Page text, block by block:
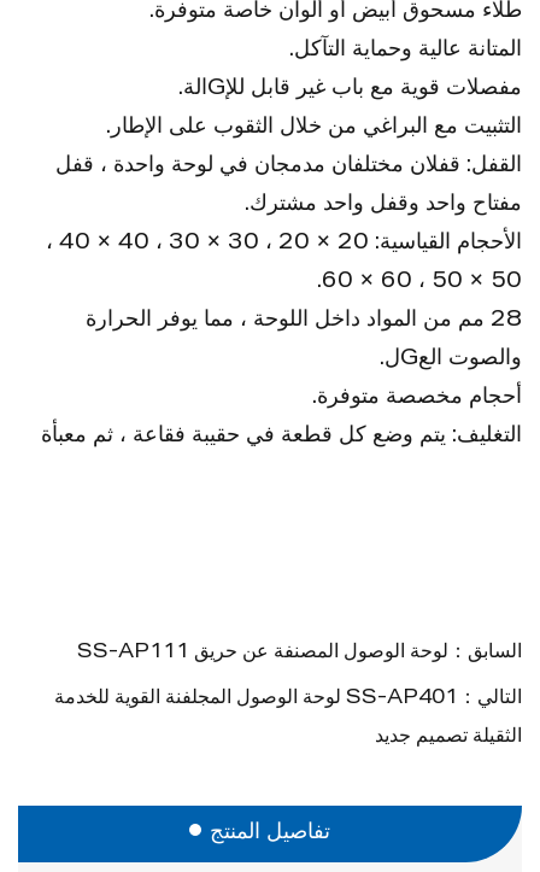
طلاء مسحوق أبيض أو ألوان خاصة متوفرة.
المتانة عالية وحماية التآكل.
مفصلات قوية مع باب غير قابل للإGالة.
التثبيت مع البراغي من خلال الثقوب على الإطار.
القفل: قفلان مختلفان مدمجان في لوحة واحدة ، قفل
مفتاح واحد وقفل واحد مشترك.
الأحجام القياسية: 20 × 20 ، 30 × 30 ، 40 × 40 ،
50 × 50 ، 60 × 60.
28 مم من المواد داخل اللوحة ، مما يوفر الحرارة
والصوت العGل.
أحجام مخصصة متوفرة.
التغليف: يتم وضع كل قطعة في حقيبة فقاعة ، ثم معبأة
السابق：لوحة الوصول المصنفة عن حريق SS-AP111
التالي：SS-AP401 لوحة الوصول المجلفنة القوية للخدمة
الثقيلة تصميم جديد
تفاصيل المنتج